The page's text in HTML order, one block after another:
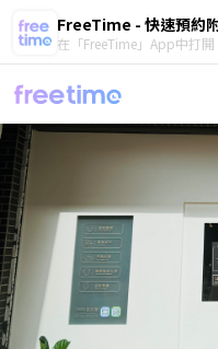
FreeTime - 快速預約
在「FreeTime」App中打開